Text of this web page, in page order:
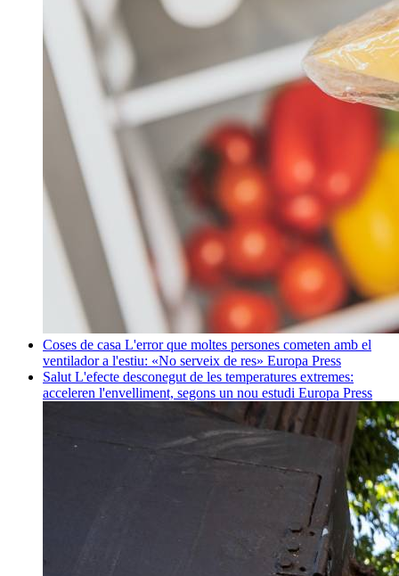
Coses de casa L'error que moltes persones cometen amb el
ventilador a l'estiu: «No serveix de res» Europa Press
Salut L'efecte desconegut de les temperatures extremes:
acceleren l'envelliment, segons un nou estudi Europa Press